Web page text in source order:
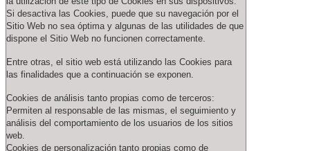
Si desactiva las Cookies, puede que su navegación por el
Sitio Web no sea óptima y algunas de las utilidades de que
dispone el Sitio Web no funcionen correctamente.
Entre otras, el sitio web está utilizando las Cookies para
las finalidades que a continuación se exponen.
Cookies de análisis tanto propias como de terceros:
Permiten al responsable de las mismas, el seguimiento y
análisis del comportamiento de los usuarios de los sitios
web.
Cookies de personalización tanto propias como de